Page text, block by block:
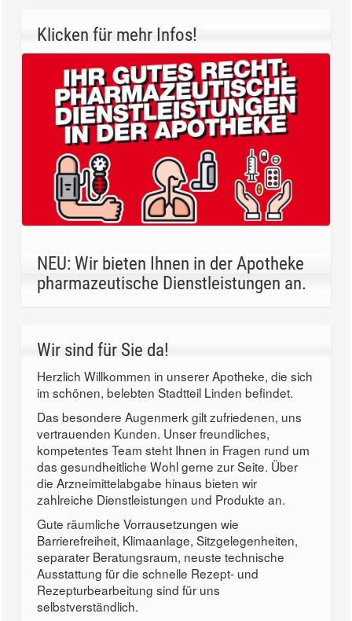
Klicken für mehr Infos!
NEU: Wir bieten Ihnen in der Apotheke
pharmazeutische Dienstleistungen an.
Wir sind für Sie da!
Herzlich Willkommen in unserer Apotheke, die sich
im schönen, belebten Stadtteil Linden befindet.
Das besondere Augenmerk gilt zufriedenen, uns
vertrauenden Kunden. Unser freundliches,
kompetentes Team steht Ihnen in Fragen rund um
das gesundheitliche Wohl gerne zur Seite. Über
die Arzneimittelabgabe hinaus bieten wir
zahlreiche Dienstleistungen und Produkte an.
Gute räumliche Vorrausetzungen wie
Barrierefreiheit, Klimaanlage, Sitzgelegenheiten,
separater Beratungsraum, neuste technische
Ausstattung für die schnelle Rezept- und
Rezepturbearbeitung sind für uns
selbstverständlich.